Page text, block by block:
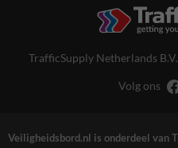
TrafficSupply Netherlands
Volg ons
Veiligheidsbord.nl is onderdeel van